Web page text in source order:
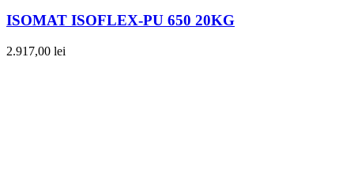
ISOMAT ISOFLEX-PU 650 20KG
2.917,00 lei